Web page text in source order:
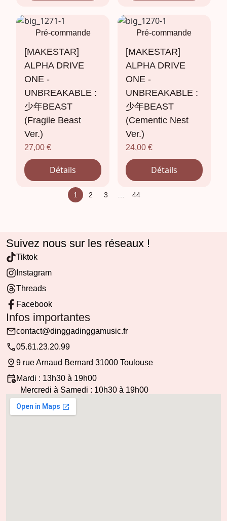
Pré-commande
[MAKESTAR]
ALPHA DRIVE
ONE -
UNBREAKABLE :
少年BEAST
(Fragile Beast
Ver.)
27,00€
Détails
Pré-commande
[MAKESTAR]
ALPHA DRIVE
ONE -
UNBREAKABLE :
少年BEAST
(Cementic Nest
Ver.)
24,00 €
Détails
1 2 3 44
Suivez nous sur les réseaux !
Tiktok
Instagram
Threads
Facebook
Infos importantes
contact@dinggadinggamusic.fr
05.61.23.20.99
9 rue Arnaud Bernard 31000 Toulouse
Mardi : 13h30 à 19h00
Mercredi à Samedi : 10h30 à 19h00